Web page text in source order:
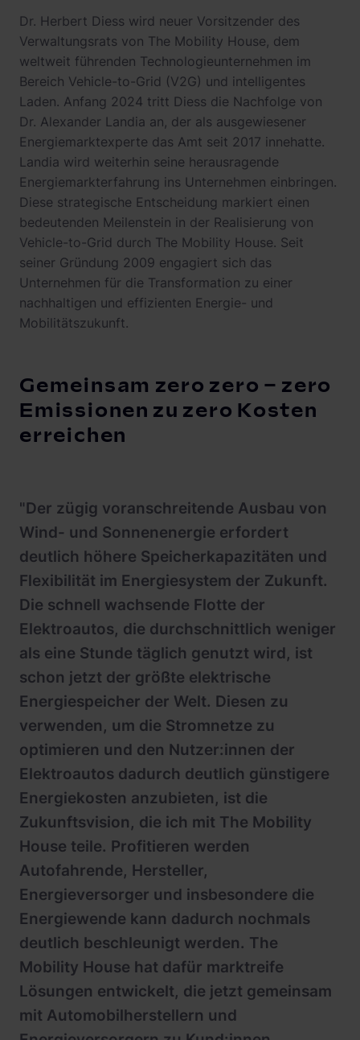
Dr. Herbert Diess wird neuer Vorsitzender des
Verwaltungsrats von The Mobility House, dem
weltweit führenden Technologieunternehmen im
Bereich Vehicle-to-Grid (V2G) und intelligentes
Laden. Anfang 2024 tritt Diess die Nachfolge von
Dr. Alexander Landia an, der als ausgewiesener
Energiemarktexperte das Amt seit 2017 innehatte.
Landia wird weiterhin seine herausragende
Energiemarkterfahrung ins Unternehmen einbringen.
Diese strategische Entscheidung markiert einen
bedeutenden Meilenstein in der Realisierung von
Vehicle-to-Grid durch The Mobility House. Seit
seiner Gründung 2009 engagiert sich das
Unternehmen für die Transformation zu einer
nachhaltigen und effizienten Energie- und
Mobilitätszukunft.
Gemeinsam zero zero – zero
Emissionen zu zero Kosten
erreichen
"Der zügig voranschreitende Ausbau von
Wind- und Sonnenenergie erfordert
deutlich höhere Speicherkapazitäten und
Flexibilität im Energiesystem der Zukunft.
Die schnell wachsende Flotte der
Elektroautos, die durchschnittlich weniger
als eine Stunde täglich genutzt wird, ist
schon jetzt der größte elektrische
Energiespeicher der Welt. Diesen zu
verwenden, um die Stromnetze zu
optimieren und den Nutzer:innen der
Elektroautos dadurch deutlich günstigere
Energiekosten anzubieten, ist die
Zukunftsvision, die ich mit The Mobility
House teile. Profitieren werden
Autofahrende, Hersteller,
Energieversorger und insbesondere die
Energiewende kann dadurch nochmals
deutlich beschleunigt werden. The
Mobility House hat dafür marktreife
Lösungen entwickelt, die jetzt gemeinsam
mit Automobilherstellern und